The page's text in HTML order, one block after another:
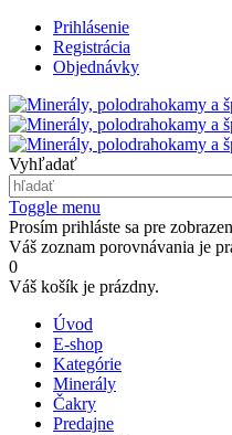
Prihlásenie
Registrácia
Objednávky
Vyhľadať
Toggle menu
Prosím prihláste sa pre
Váš zoznam porovnávania je
0
Váš košík je prázdny.
Úvod
E-shop
Kategórie
Minerály
Čakry
Predajne